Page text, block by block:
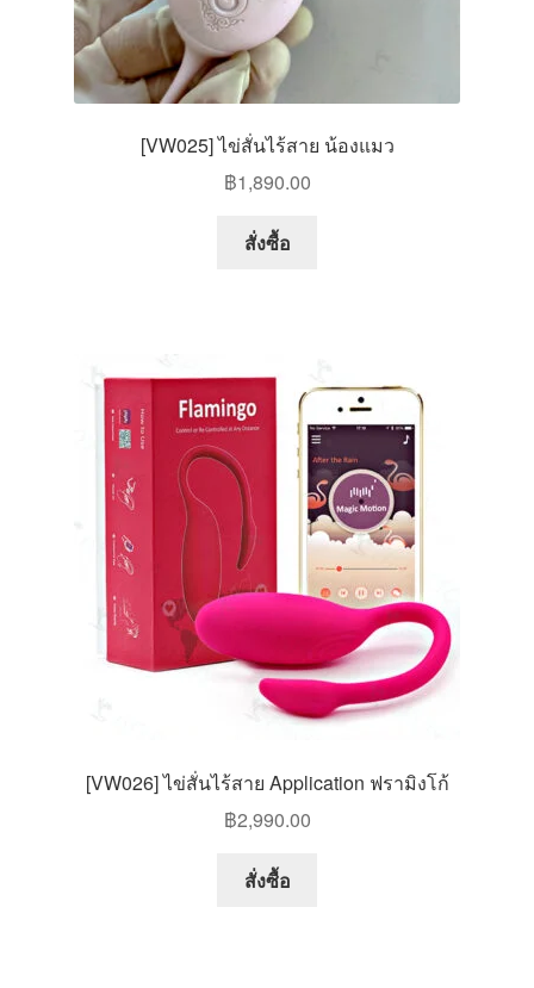
[VW025] ไข่สั่นไร้สาย น้องแมว
฿1,890.00
สั่งซื้อ
[VW026] ไข่สั่นไร้สาย Application ฟรามิงโก้
฿2,990.00
สั่งซื้อ